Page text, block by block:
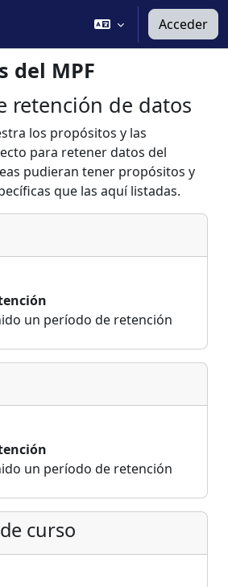
Acceder
del MPF
retención de datos
los propósitos y las
para retener datos del
pudieran tener propósitos y
que las aquí listadas.
un período de retención
un período de retención
curso